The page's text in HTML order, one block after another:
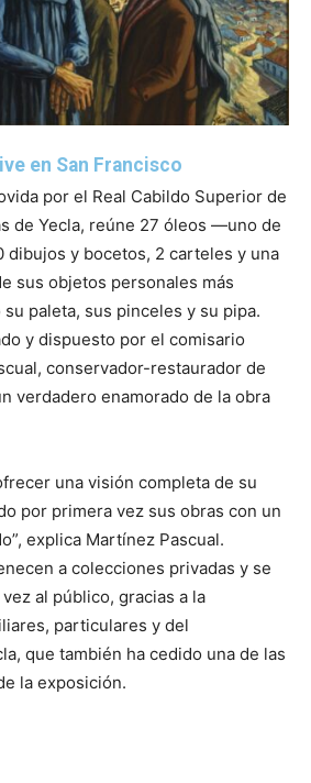
en San Francisco
por el Real Cabildo Superior de
de Yecla, reúne 27 óleos —uno de
dibujos y bocetos, 2 carteles y una
sus objetos personales más
paleta, sus pinceles y su pipa.
y dispuesto por el comisario
conservador-restaurador de
verdadero enamorado de la obra
una visión completa de su
por primera vez sus obras con un
explica Martínez Pascual.
a colecciones privadas y se
al público, gracias a la
particulares y del
que también ha cedido una de las
la exposición.